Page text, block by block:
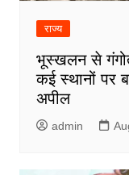
राज्य
भूस्खलन से
कई स्थानों पर
अपील
admin